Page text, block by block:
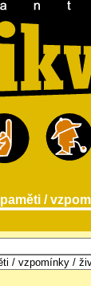
paměti /